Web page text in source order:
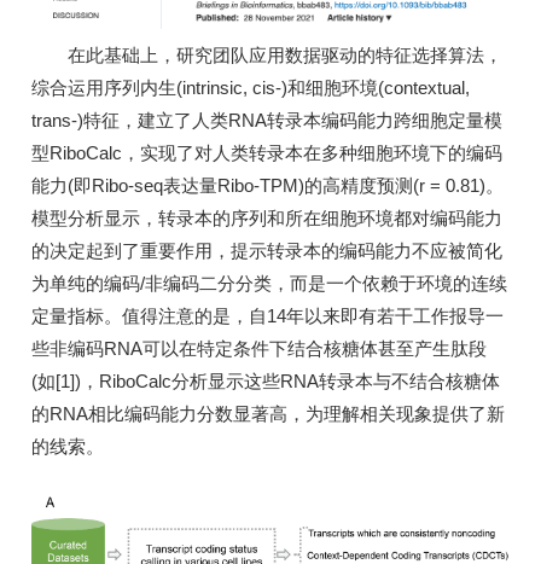
在此基础上，研究团队应用数据驱动的特征选择算法，
综合运用序列内生(intrinsic, cis-)和细胞环境(contextual,
trans-)特征，建立了人类RNA转录本编码能力跨细胞定量模
型RiboCalc，实现了对人类转录本在多种细胞环境下的编码
能力(即Ribo-seq表达量Ribo-TPM)的高精度预测(r = 0.81)。
模型分析显示，转录本的序列和所在细胞环境都对编码能力
的决定起到了重要作用，提示转录本的编码能力不应被简化
为单纯的编码/非编码二分分类，而是一个依赖于环境的连续
定量指标。值得注意的是，自14年以来即有若干工作报导一
些非编码RNA可以在特定条件下结合核糖体甚至产生肽段
(如[1])，RiboCalc分析显示这些RNA转录本与不结合核糖体
的RNA相比编码能力分数显著高，为理解相关现象提供了新
的线索。